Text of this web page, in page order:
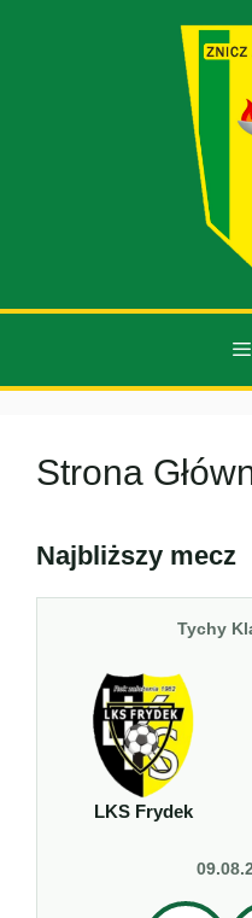
Strona
Najbliższy mecz
Tychy
LKS Frydek